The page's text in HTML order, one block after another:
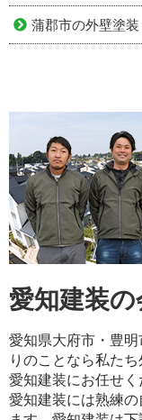
蒲郡市の外壁塗装
愛知建装
愛知県大府市・豊
りのことなら私た
愛知建装にお任せく
愛知建装には熟練